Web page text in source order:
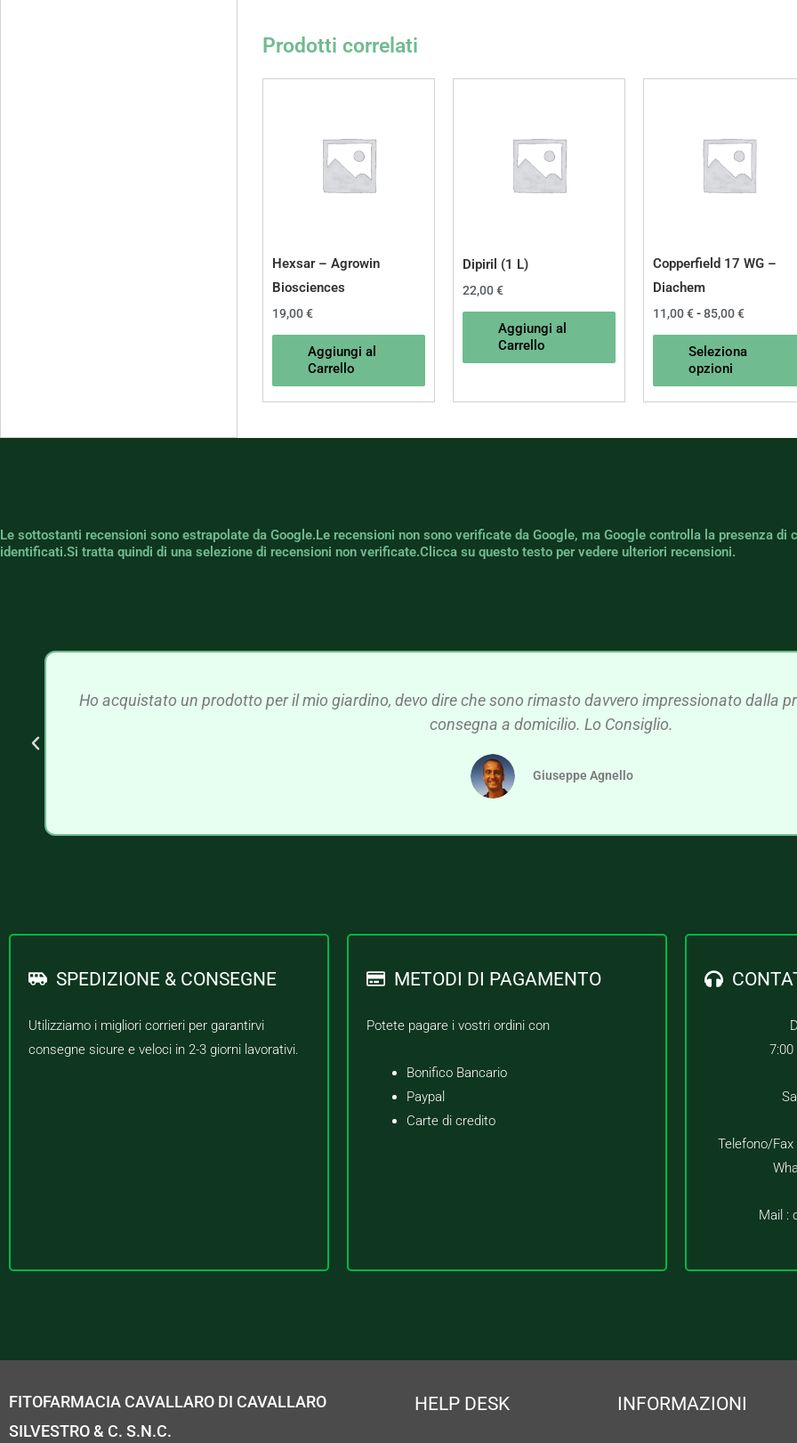
Prodotti correlati
Hexsar – Agrowin
Biosciences
19,00€
Aggiungi al
Carrello
Dipiril (1 L)
22,00€
Aggiungi al
Carrello
Copperfield 17 WG –
Diachem
11,00€ - 85,00€
11,00 €
a
85,00 €
Seleziona
opzioni
Le sottostanti recensioni sono estrapolate da Google.Le recensioni non sono verificate da Google, ma Google controlla la presenza
identificati.Si tratta quindi di una selezione di recensioni non verificate.Clicca su questo testo per vedere ulteriori recensioni.
Ho acquistato un prodotto per il mio giardino, devo dire che sono rimasto davvero impressionato dalla
consegna a domicilio. Lo Consiglio.
Giuseppe Agnello
SPEDIZIONE & CONSEGNE
Utilizziamo i migliori corrieri per garantirvi
consegne sicure e veloci in 2-3 giorni lavorativi.
METODI DI PAGAMENTO
Potete pagare i vostri ordini con
Bonifico Bancario
Paypal
Carte di credito
Telefono/
Mail :
FITOFARMACIA CAVALLARO DI CAVALLARO
SILVESTRO & C. S.N.C.
HELP DESK INFORMAZIONI